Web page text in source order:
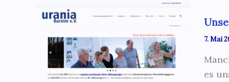
7. Mai
es